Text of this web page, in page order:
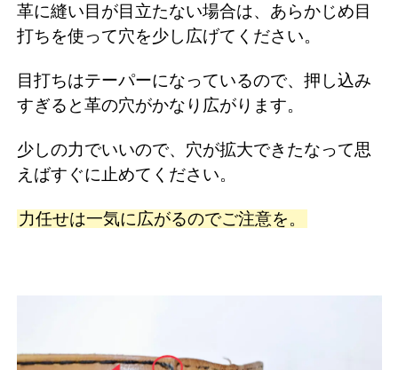
革に縫い目が目立たない場合は、あらかじめ目
打ちを使って穴を少し広げてください。
目打ちはテーパーになっているので、押し込み
すぎると革の穴がかなり広がります。
少しの力でいいので、穴が拡大できたなって思
えばすぐに止めてください。
力任せは一気に広がるのでご注意を。